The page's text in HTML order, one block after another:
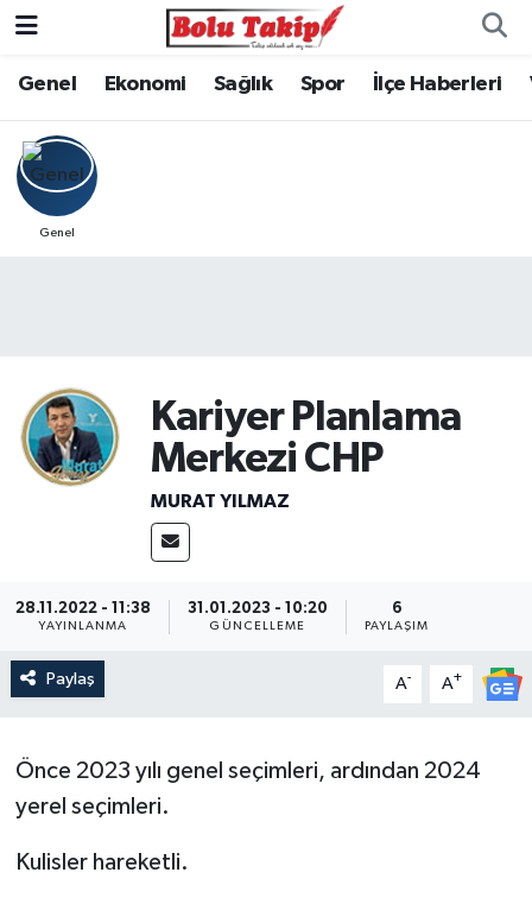
Genel Ekonomi Sağlık Spor İlçe Haberleri
Genel
Kariyer Planlama
Merkezi CHP
MURAT YILMAZ
28.11.2022 - 11:38
YAYINLANMA
31.01.2023 - 10:20
GÜNCELLEME
6
PAYLAŞIM
Paylaş A- A+
Önce 2023 yılı genel seçimleri, ardından 2024
yerel seçimleri.
Kulisler hareketli.